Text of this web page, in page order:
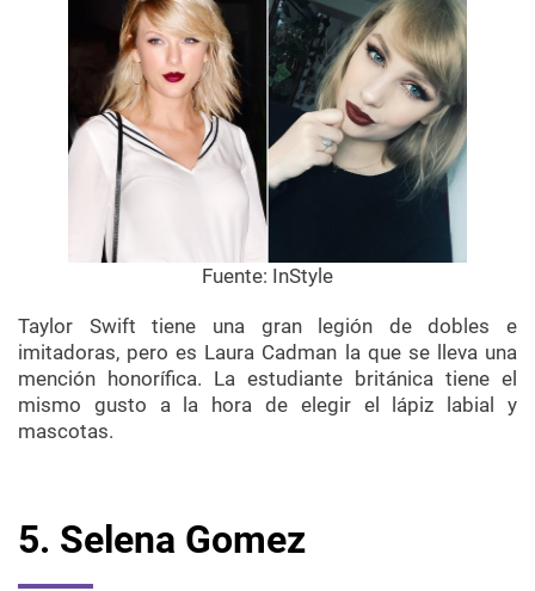
Fuente: InStyle
Taylor Swift tiene una gran legión de dobles e
imitadoras, pero es Laura Cadman la que se lleva una
mención honorífica. La estudiante británica tiene el
mismo gusto a la hora de elegir el lápiz labial y
mascotas.
5. Selena Gomez